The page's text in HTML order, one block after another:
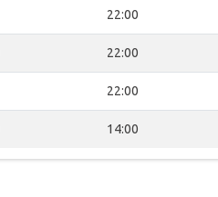
22:00
22:00
22:00
14:00